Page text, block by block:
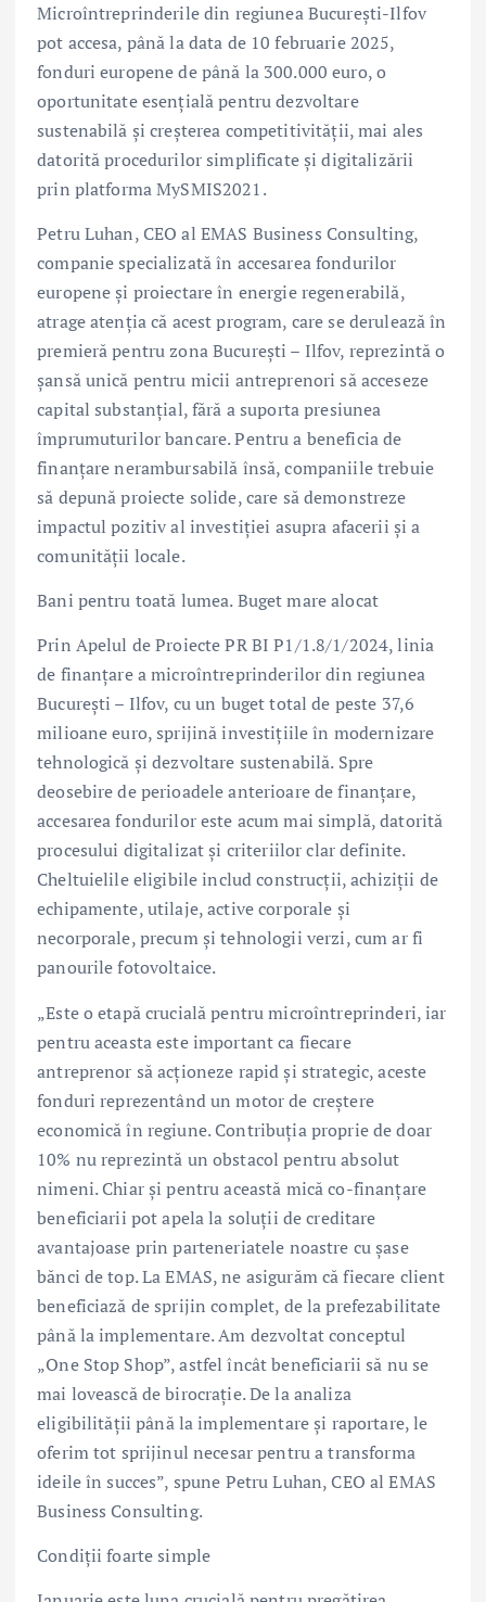
Microîntreprinderile din regiunea București-Ilfov
pot accesa, până la data de 10 februarie 2025,
fonduri europene de până la 300.000 euro, o
oportunitate esențială pentru dezvoltare
sustenabilă și creșterea competitivității, mai ales
datorită procedurilor simplificate și digitalizării
prin platforma MySMIS2021.
Petru Luhan, CEO al EMAS Business Consulting,
companie specializată în accesarea fondurilor
europene și proiectare în energie regenerabilă,
atrage atenția că acest program, care se derulează în
premieră pentru zona București – Ilfov, reprezintă o
șansă unică pentru micii antreprenori să acceseze
capital substanțial, fără a suporta presiunea
împrumuturilor bancare. Pentru a beneficia de
finanțare nerambursabilă însă, companiile trebuie
să depună proiecte solide, care să demonstreze
impactul pozitiv al investiției asupra afacerii și a
comunității locale.
Bani pentru toată lumea. Buget mare alocat
Prin Apelul de Proiecte PR BI P1/1.8/1/2024, linia
de finanțare a microîntreprinderilor din regiunea
București – Ilfov, cu un buget total de peste 37,6
milioane euro, sprijină investițiile în modernizare
tehnologică și dezvoltare sustenabilă. Spre
deosebire de perioadele anterioare de finanțare,
accesarea fondurilor este acum mai simplă, datorită
procesului digitalizat și criteriilor clar definite.
Cheltuielile eligibile includ construcții, achiziții de
echipamente, utilaje, active corporale și
necorporale, precum și tehnologii verzi, cum ar fi
panourile fotovoltaice.
„Este o etapă crucială pentru microîntreprinderi, iar
pentru aceasta este important ca fiecare
antreprenor să acționeze rapid și strategic, aceste
fonduri reprezentând un motor de creștere
economică în regiune. Contribuția proprie de doar
10% nu reprezintă un obstacol pentru absolut
nimeni. Chiar și pentru această mică co-finanțare
beneficiarii pot apela la soluții de creditare
avantajoase prin parteneriatele noastre cu șase
bănci de top. La EMAS, ne asigurăm că fiecare client
beneficiază de sprijin complet, de la prefezabilitate
până la implementare. Am dezvoltat conceptul
„One Stop Shop”, astfel încât beneficiarii să nu se
mai lovească de birocrație. De la analiza
eligibilității până la implementare și raportare, le
oferim tot sprijinul necesar pentru a transforma
ideile în succes”, spune Petru Luhan, CEO al EMAS
Business Consulting.
Condiții foarte simple